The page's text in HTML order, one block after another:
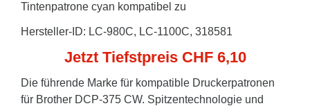
Tintenpatrone cyan kompatibel zu
Hersteller-ID: LC-980C, LC-1100C, 318581
Jetzt Tiefstpreis CHF 6,10
Die führende Marke für kompatible Druckerpatronen
für Brother DCP-375 CW. Spitzentechnologie und